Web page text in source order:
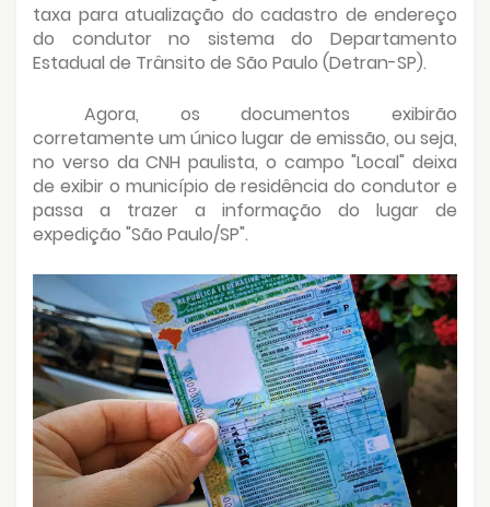
taxa para atualização do cadastro de endereço
do condutor no sistema do Departamento
Estadual de Trânsito de São Paulo (Detran-SP).
Agora, os documentos exibirão
corretamente um único lugar de emissão, ou seja,
no verso da CNH paulista, o campo "Local" deixa
de exibir o município de residência do condutor e
passa a trazer a informação do lugar de
expedição "São Paulo/SP".